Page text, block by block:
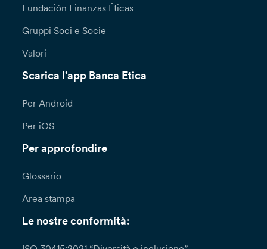
Fundación Finanzas Éticas
Gruppi Soci e Socie
Valori
Scarica l'app Banca Etica
Per Android
Per iOS
Per approfondire
Glossario
Area stampa
Le nostre conformità: